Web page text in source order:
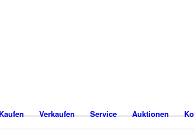
Verkaufen Service Auktionen